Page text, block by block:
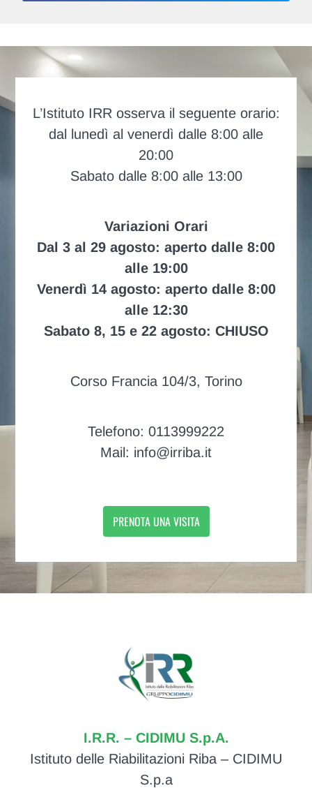
L’Istituto IRR osserva il seguente orario:
dal lunedì al venerdì dalle 8:00 alle
20:00
Sabato dalle 8:00 alle 13:00
Variazioni Orari
Dal 3 al 29 agosto: aperto dalle 8:00
alle 19:00
Venerdì 14 agosto: aperto dalle 8:00
alle 12:30
Sabato 8, 15 e 22 agosto: CHIUSO
Corso Francia 104/3, Torino
Telefono: 0113999222
Mail: info@irriba.it
PRENOTA UNA VISITA
I.R.R. – CIDIMU S.p.A.
Istituto delle Riabilitazioni Riba – CIDIMU
S.p.a